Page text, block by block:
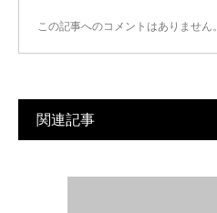
この記事へのコメントはありません。
関連記事